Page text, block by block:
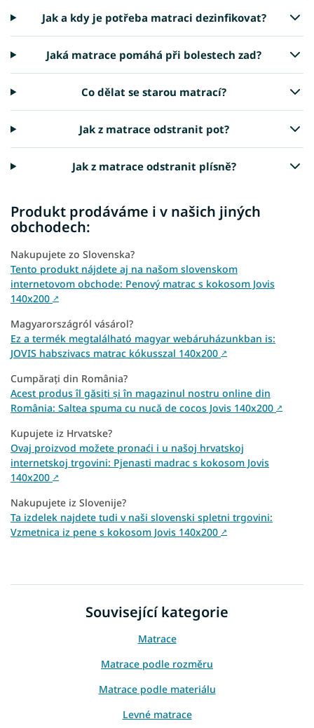
Jak a kdy je potřeba matraci dezinfikovat?
Jaká matrace pomáhá při bolestech zad?
Co dělat se starou matrací?
Jak z matrace odstranit pot?
Jak z matrace odstranit plísně?
Produkt prodáváme i v našich jiných
obchodech:
Nakupujete zo Slovenska?
Tento produkt nájdete aj na našom slovenskom
internetovom obchode: Penový matrac s kokosom Jovis
140x200 ↗
Magyarországról vásárol?
Ez a termék megtalálható magyar webáruházunkban is:
JOVIS habszivacs matrac kókusszal 140x200 ↗
Cumpărați din România?
Acest produs îl găsiți și în magazinul nostru online din
România: Saltea spuma cu nucă de cocos Jovis 140x200 ↗
Kupujete iz Hrvatske?
Ovaj proizvod možete pronaći i u našoj hrvatskoj
internetskoj trgovini: Pjenasti madrac s kokosom Jovis
140x200 ↗
Nakupujete iz Slovenije?
Ta izdelek najdete tudi v naši slovenski spletni trgovini:
Vzmetnica iz pene s kokosom Jovis 140x200 ↗
Související kategorie
Matrace
Matrace podle rozměru
Matrace podle materiálu
Levné matrace